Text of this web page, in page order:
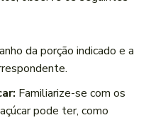
da porção indicado e a
Familiarize-se com os
pode ter, como